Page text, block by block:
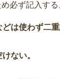
必ず記入する
は使わず二
ない。